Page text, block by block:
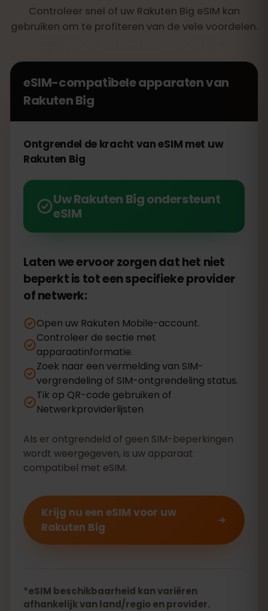
Controleer snel of uw Rakuten Big eSIM kan
gebruiken om te profiteren van de vele voordelen.
eSIM-compatibele apparaten van
Rakuten Big
Ontgrendel de kracht van eSIM met uw
Rakuten Big
Uw Rakuten Big ondersteunt
eSIM
Laten we ervoor zorgen dat het niet
beperkt is tot een specifieke provider
of netwerk:
Open uw Rakuten Mobile-account.
Controleer de sectie met
apparaatinformatie.
Zoek naar een vermelding van SIM-
vergrendeling of SIM-ontgrendeling status.
Tik op QR-code gebruiken of
Netwerkproviderlijsten
Als er ontgrendeld of geen SIM-beperkingen
wordt weergegeven, is uw apparaat
compatibel met eSIM.
Krijg nu een eSIM voor uw
Rakuten Big
*eSIM beschikbaarheid kan variëren
afhankelijk van land/regio en provider.